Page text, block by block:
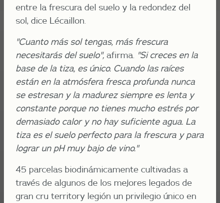
entre la frescura del suelo y la redondez del
sol, dice Lécaillon.
"Cuanto más sol tengas, más frescura
necesitarás del suelo", afirma. "Si creces en la
base de la tiza, es único. Cuando las raíces
están en la atmósfera fresca profunda nunca
se estresan y la madurez siempre es lenta y
constante porque no tienes mucho estrés por
demasiado calor y no hay suficiente agua. La
tiza es el suelo perfecto para la frescura y para
lograr un pH muy bajo de vino."
45 parcelas biodinámicamente cultivadas a
través de algunos de los mejores legados de
gran cru territory legión un privilegio único en